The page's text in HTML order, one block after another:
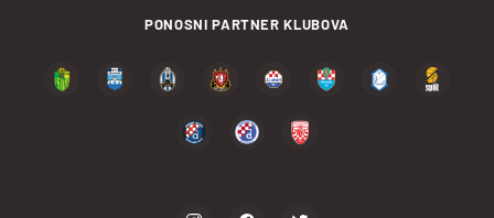
PONOSNI PARTNER KLUBOVA